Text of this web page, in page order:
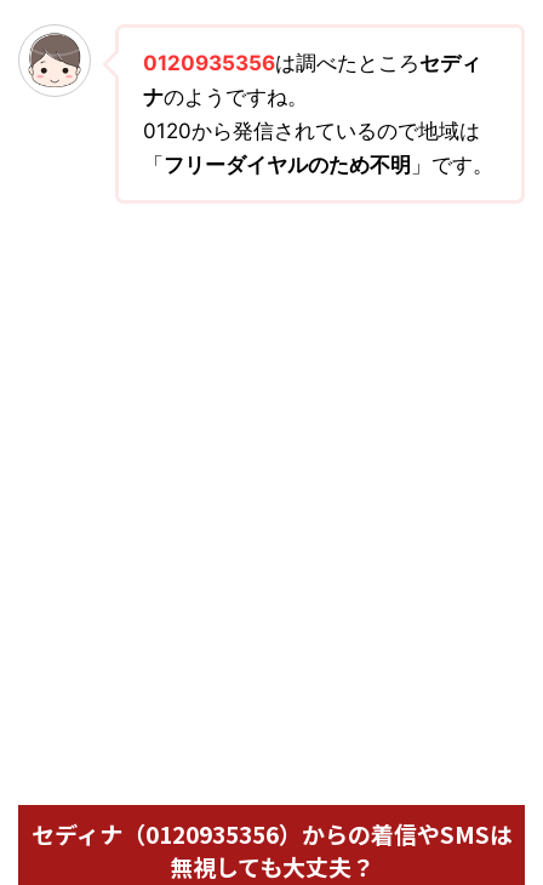
0120935356は調べたところセディ
ナのようですね。
0120から発信されているので地域は
「 フリーダイヤルのため不明 」です。
セディナ（0120935356）からの着信やSMSは
無視しても大丈夫？